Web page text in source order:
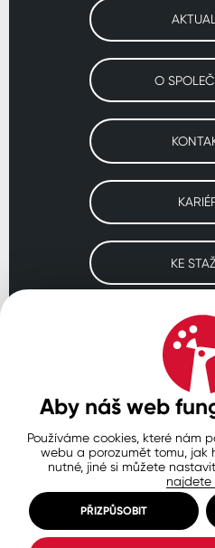
O
KE
Navštivte
SLOVENSKO
Ochrana osobních údajů
Nastavení
© Copyright
Created by
Aby náš web
Používáme cookies, které nám
webu a porozumět tomu, jak
nutné, jiné si můžete
najdete
PŘIZPŮSOBIT